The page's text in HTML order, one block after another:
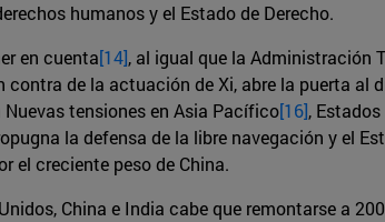
humanos y el Estado de Derecho.
en cuenta[14], al igual que la Administración
de la actuación de Xi, abre la puerta al
tensiones en Asia Pacífico[16],
la defensa de la libre navegación y el
el creciente peso de China.
China e India cabe que remontarse a